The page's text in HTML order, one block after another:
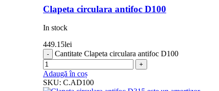
Clapeta circulara antifoc D100
In stock
449.15lei
Cantitate Clapeta circulara antifoc D100
Adaugă în coș
SKU: C.AD100